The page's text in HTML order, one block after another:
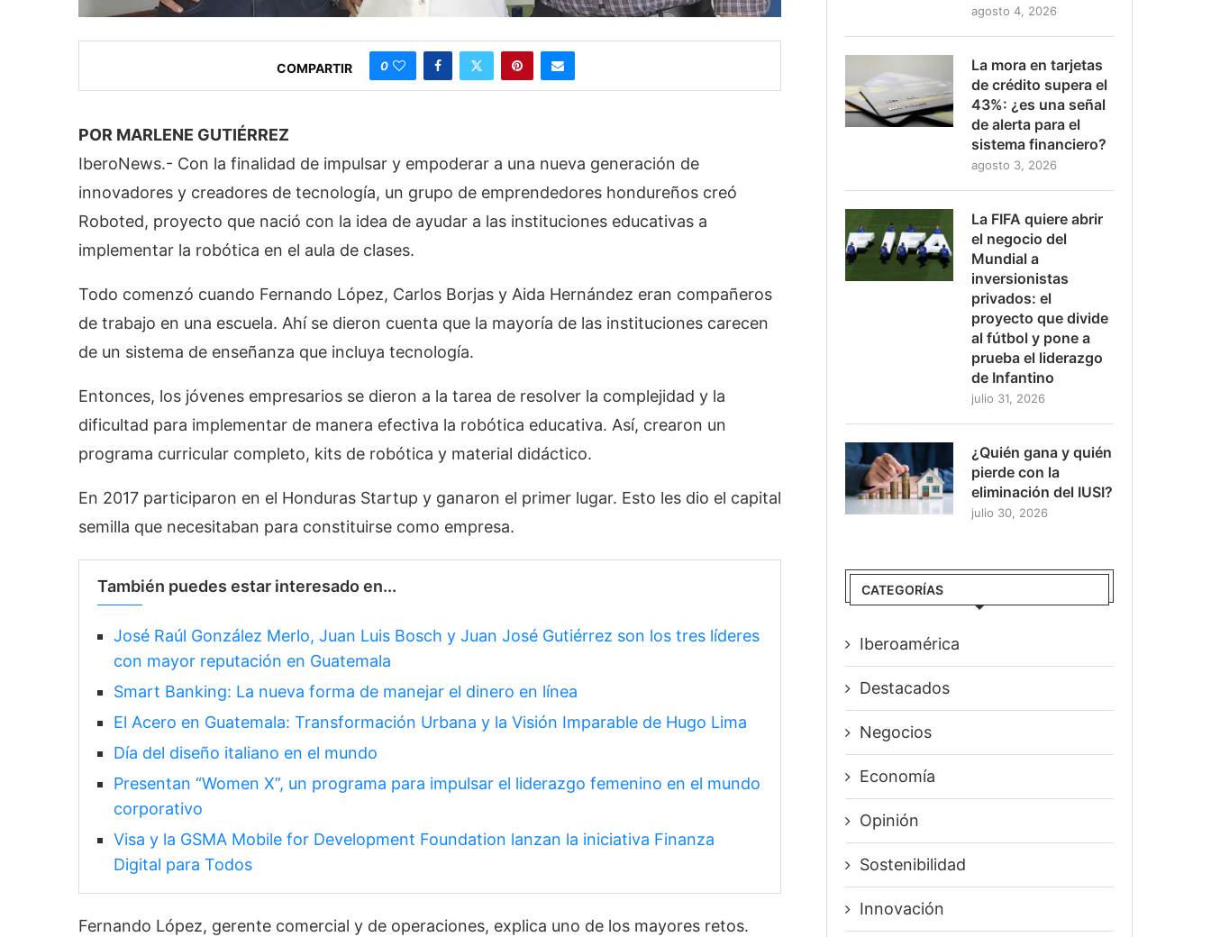
COMPARTIR 0
POR MARLENE GUTIÉRREZ
IberoNews.- Con la finalidad de impulsar y empoderar a una nueva generación de
innovadores y creadores de tecnología, un grupo de emprendedores hondureños creó
Roboted, proyecto que nació con la idea de ayudar a las instituciones educativas a
implementar la robótica en el aula de clases.
Todo comenzó cuando Fernando López, Carlos Borjas y Aida Hernández eran compañeros
de trabajo en una escuela. Ahí se dieron cuenta que la mayoría de las instituciones carecen
de un sistema de enseñanza que incluya tecnología.
Entonces, los jóvenes empresarios se dieron a la tarea de resolver la complejidad y la
dificultad para implementar de manera efectiva la robótica educativa. Así, crearon un
programa curricular completo, kits de robótica y material didáctico.
En 2017 participaron en el Honduras Startup y ganaron el primer lugar. Esto les dio el capital
semilla que necesitaban para constituirse como empresa.
También puedes estar interesado en...
José Raúl González Merlo, Juan Luis Bosch y Juan José Gutiérrez son los tres líderes
con mayor reputación en Guatemala
Smart Banking: La nueva forma de manejar el dinero en línea
El Acero en Guatemala: Transformación Urbana y la Visión Imparable de Hugo Lima
Día del diseño italiano en el mundo
Presentan “Women X”, un programa para impulsar el liderazgo femenino en el mundo
corporativo
Visa y la GSMA Mobile for Development Foundation lanzan la iniciativa Finanza
Digital para Todos
Fernando López, gerente comercial y de operaciones, explica uno de los mayores retos.
agosto 4, 2026
La mora en tarjetas
de crédito supera el
43%: ¿es una señal
de alerta para el
sistema financiero?
agosto 3, 2026
La FIFA quiere abrir
el negocio del
Mundial a
inversionistas
privados: el
proyecto que divide
al fútbol y pone a
prueba el liderazgo
de Infantino
julio 31, 2026
¿Quién gana y quién
pierde con la
eliminación del IUSI?
julio 30, 2026
CATEGORÍAS
Iberoamérica
Destacados
Negocios
Economía
Opinión
Sostenibilidad
Innovación